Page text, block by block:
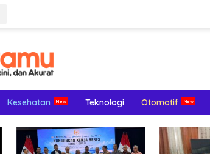
Kesehatan Teknologi Otomotif